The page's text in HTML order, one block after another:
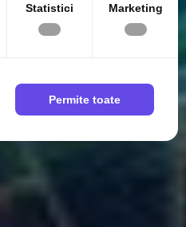
Statistici Marketing
Permite toate